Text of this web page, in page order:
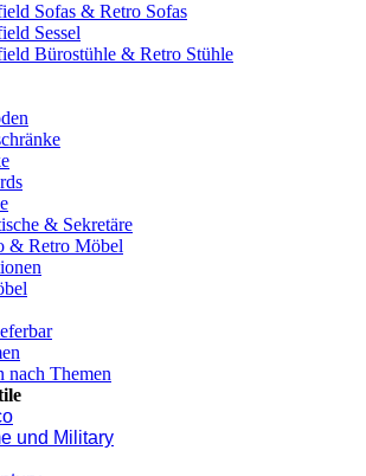
Sofas & Retro Sofas
Sessel
Bürostühle & Retro Stühle
& Sekretäre
& Retro Möbel
nach Themen
und Military